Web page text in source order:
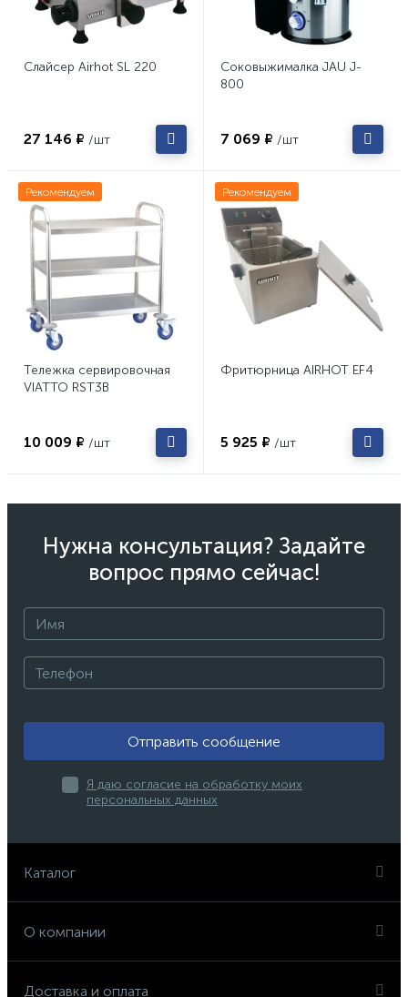
Слайсер Airhot SL 220
27 146 ₽ /шт
Соковыжималка JAU J-
800
7 069 ₽ /шт
Рекомендуем
Тележка сервировочная
VIATTO RST3B
10 009 ₽ /шт
Рекомендуем
Фритюрница AIRHOT EF4
5 925 ₽ /шт
Нужна консультация? Задайте
вопрос прямо сейчас!
Отправить сообщение
Я даю согласие на обработку моих
персональных данных
Каталог
О компании
Доставка и оплата